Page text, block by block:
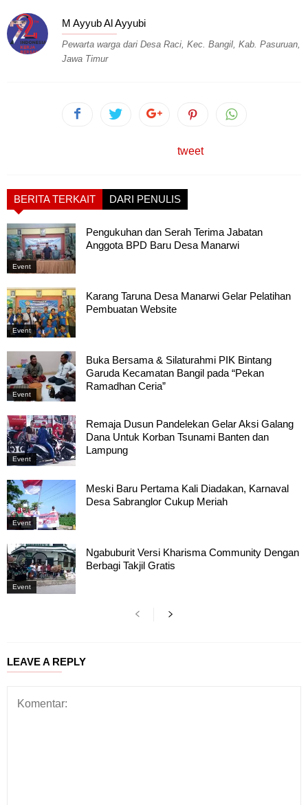
M Ayyub Al Ayyubi
Pewarta warga dari Desa Raci, Kec. Bangil, Kab. Pasuruan,
Jawa Timur
tweet
BERITA TERKAIT DARI PENULIS
Event
Pengukuhan dan Serah Terima Jabatan
Anggota BPD Baru Desa Manarwi
Event
Karang Taruna Desa Manarwi Gelar Pelatihan
Pembuatan Website
Event
Buka Bersama & Silaturahmi PIK Bintang
Garuda Kecamatan Bangil pada “Pekan
Ramadhan Ceria”
Event
Remaja Dusun Pandelekan Gelar Aksi Galang
Dana Untuk Korban Tsunami Banten dan
Lampung
Event
Meski Baru Pertama Kali Diadakan, Karnaval
Desa Sabranglor Cukup Meriah
Event
Ngabuburit Versi Kharisma Community Dengan
Berbagi Takjil Gratis
LEAVE A REPLY